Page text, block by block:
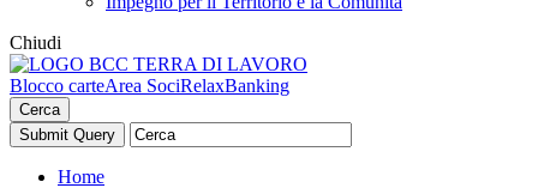
Chiudi
Blocco carteArea SociRelaxBanking
Cerca
Home